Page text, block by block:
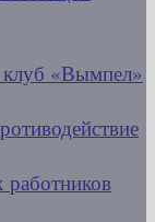
клуб «Вымпел»
работников